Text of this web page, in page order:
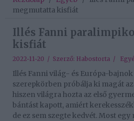
megmutatta kisfiát
Illés Fanni
kisfiát
2022-11-20 / Szerző: Habostorta /
Illés Fanni világ- és Európa-
szerepkörben próbálja ki magát
hiszen világra hozta az első
bántást kapott, amiért
de ez sem szegte kedvét. Most